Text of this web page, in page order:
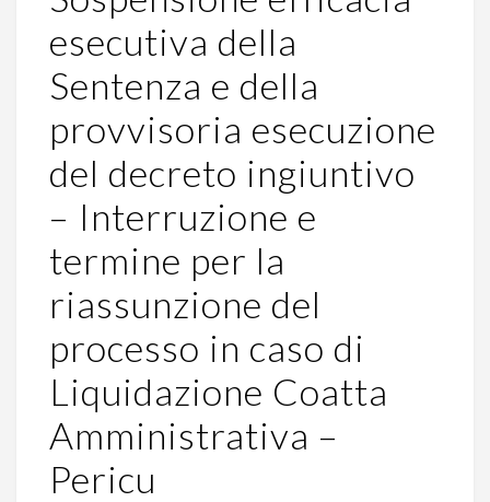
esecutiva della
Sentenza e della
provvisoria esecuzione
del decreto ingiuntivo
– Interruzione e
termine per la
riassunzione del
processo in caso di
Liquidazione Coatta
Amministrativa –
Pericu